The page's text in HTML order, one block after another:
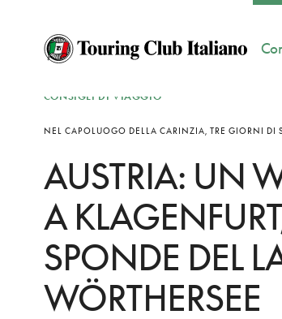
CONSIGLI DI VIAGGIO
NEL CAPOLUOGO DELLA CARINZIA, TRE GIORNI DI
AUSTRIA: UN
A
SPONDE DEL
WÖRTHERSEE